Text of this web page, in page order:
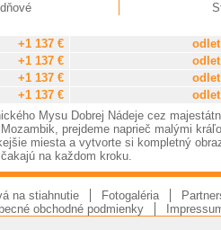
+1 137 €
+1 137 €
+1 137 €
+1 137 €
Mysu Dobrej Nádeje cez
prejdeme naprieč malými
miesta a vytvorte si kompletný
na každom kroku.
na stiahnutie Fotogaléria
obchodné podmienky